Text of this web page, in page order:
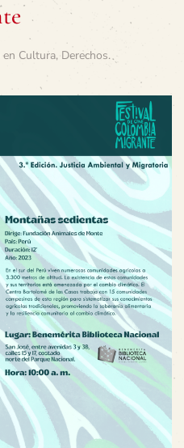
Cultura, Derechos.